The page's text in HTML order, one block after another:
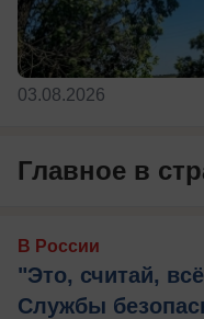
03.08.2026
Главное в
В России
"Это, считай,
Службы